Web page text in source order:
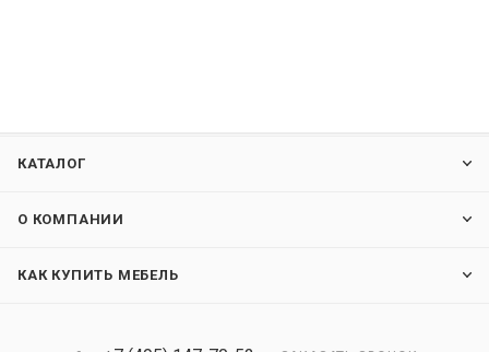
КАТАЛОГ
О КОМПАНИИ
КАК КУПИТЬ МЕБЕЛЬ